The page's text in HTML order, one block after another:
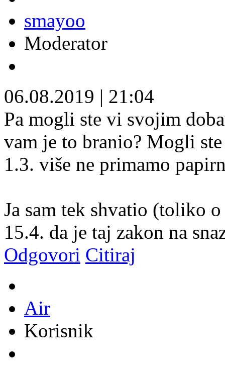
smayoo
Moderator
06.08.2019 | 21:04
Pa mogli ste vi svojim
vam je to branio? Mogli
1.3. više ne primamo
Ja sam tek shvatio (toliko
15.4. da je taj zakon na
Odgovori Citiraj
Air
Korisnik